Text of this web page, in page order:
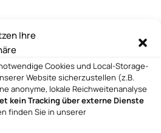
Ihre
Cookies und Local-Storage-
Website sicherzustellen (z.B.
anonyme, lokale Reichweitenanalyse
kein Tracking über externe Dienste
finden Sie in unserer